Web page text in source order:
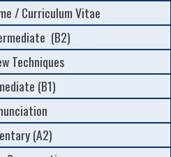
/ Curriculum Vitae
(B2)
Techniques
(B1)
(A2)